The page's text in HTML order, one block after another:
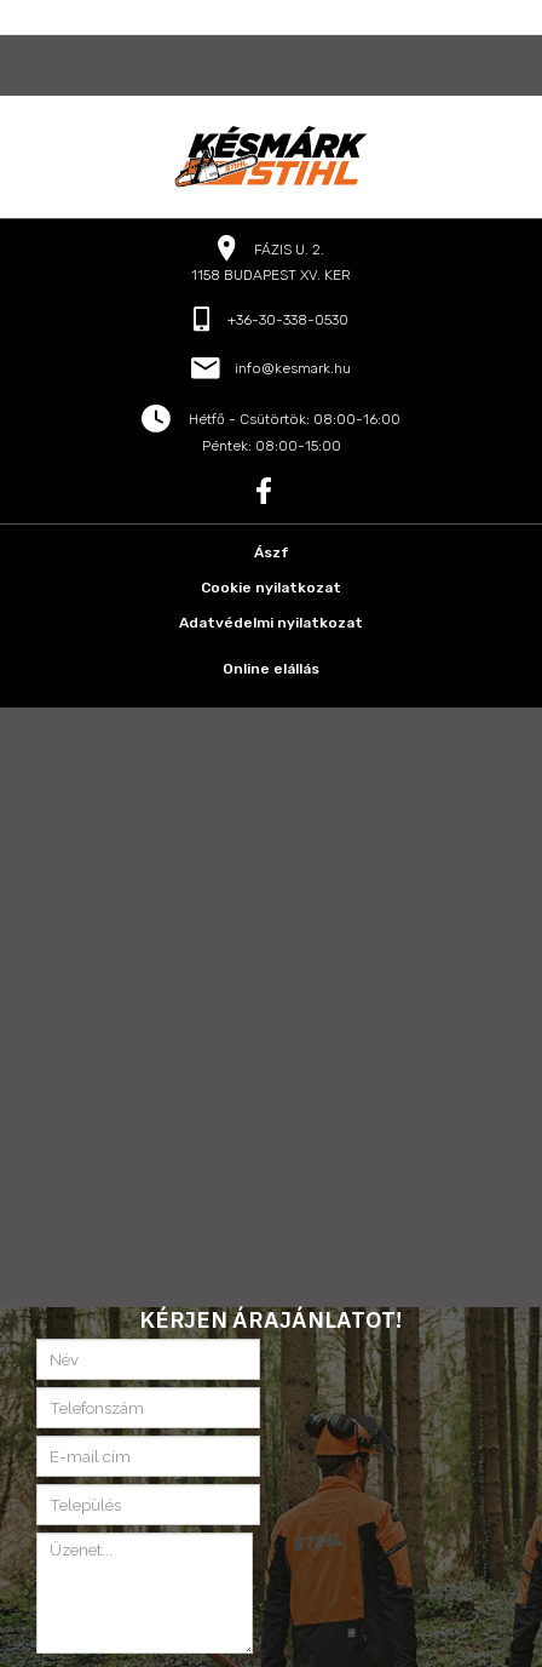
FÁZIS U. 2.
1158 BUDAPEST XV. KER
+36-30-338-0530
info@kesmark.hu
Hétfő - Csütörtök: 08:00-16:00
Péntek: 08:00-15:00
Ászf
Cookie nyilatkozat
Adatvédelmi nyilatkozat
Online elállás
KÉRJEN ÁRAJÁNLATOT!